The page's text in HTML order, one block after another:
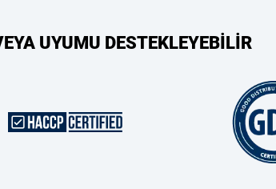
UYUMU DESTEKLEYEBİLİR